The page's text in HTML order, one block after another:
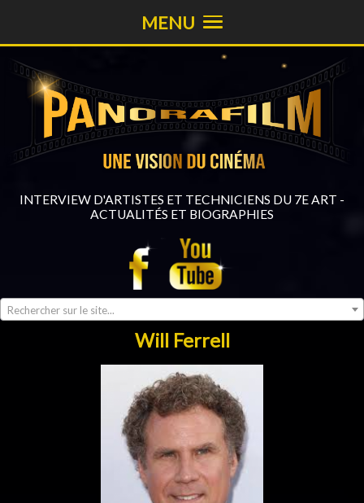
INTERVIEW D'ARTISTES ET TECHNICIENS DU 7E ART -
ACTUALITÉS ET BIOGRAPHIES
Rechercher sur le site...
MENU
Will Ferrell